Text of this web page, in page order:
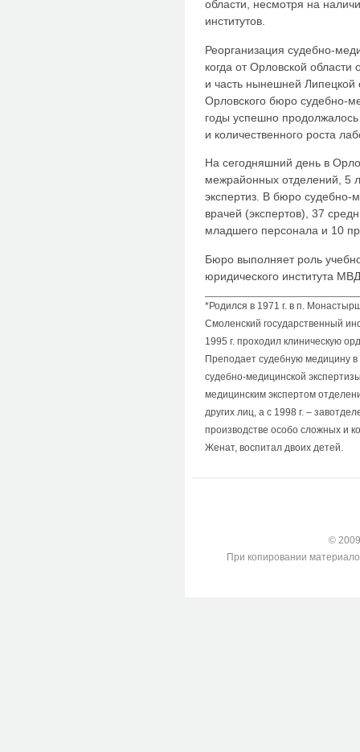
области, несмотря на
институтов.
Реорганизация судебно-
когда от Орловской
и часть нынешней Липецкой
Орловского бюро судебно-
годы успешно продолжалось
и количественного роста
На сегодняшний день в
межрайонных отделений, 5
экспертиз. В бюро судебно-
врачей (экспертов), 37
младшего персонала и 10
Бюро выполняет роль
юридического института
*Родился в 1971 г. в п.
Смоленский государственный
1995 г. проходил клиническую
Преподает судебную медицину
судебно-медицинской
медицинским экспертом
других лиц, а с 1998 г. –
производстве особо сложных и
Женат, воспитал двоих детей.
©
При копировании